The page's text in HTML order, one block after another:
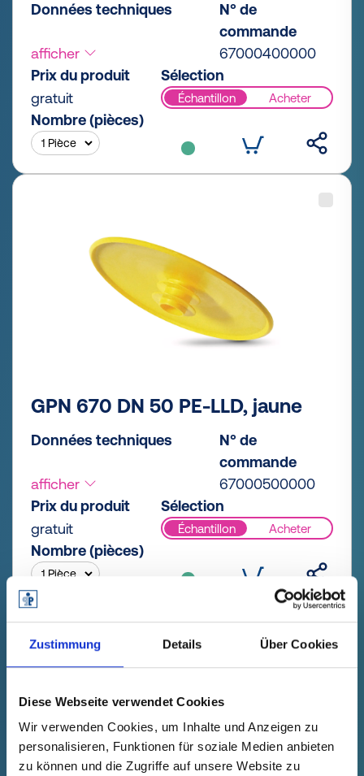
Zustimmung Details Über Cookies
Diese Webseite verwendet Cookies
Wir verwenden Cookies, um Inhalte und Anzeigen zu
personalisieren, Funktionen für soziale Medien anbieten
zu können und die Zugriffe auf unsere Website zu
Données techniques
afficher
N° de
commande
67000400000
Prix du produit
gratuit
Sélection
Échantillon Acheter
Nombre (pièces)
GPN 670 DN 50 PE-LLD, jaune
Données techniques
afficher
N° de
commande
67000500000
Prix du produit
gratuit
Sélection
Échantillon Acheter
Nombre (pièces)